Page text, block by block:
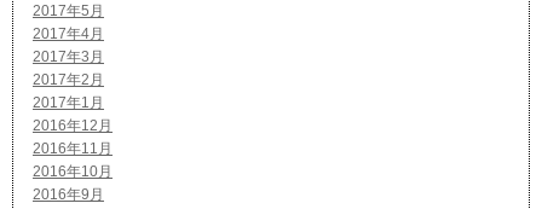
2017年5月
2017年4月
2017年3月
2017年2月
2017年1月
2016年12月
2016年11月
2016年10月
2016年9月